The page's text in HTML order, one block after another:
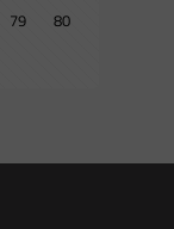
79
80